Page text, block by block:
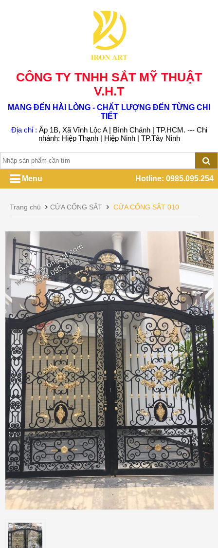
CÔNG TY TNHH SẮT MỸ THUẬT
V.H.T
MANG ĐẾN HÀI LÒNG - CHẤT LƯỢNG ĐẾN TỪNG CHI
TIẾT
Địa chỉ : Ấp 1B, Xã Vĩnh Lộc A | Bình Chánh | TP.HCM. --- Chi
nhánh: Hiệp Thạnh | Hiệp Ninh | TP.Tây Ninh
Menu Hotline: 0985.095.254
Trang chủ CỬA CỔNG SẮT CỬA CỔNG SẮT 010